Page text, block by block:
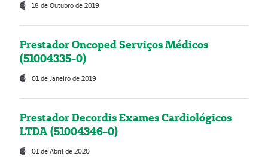
18 de Outubro de 2019
Prestador Oncoped Serviços Médicos
(51004335-0)
01 de Janeiro de 2019
Prestador Decordis Exames Cardiológicos
LTDA (51004346-0)
01 de Abril de 2020